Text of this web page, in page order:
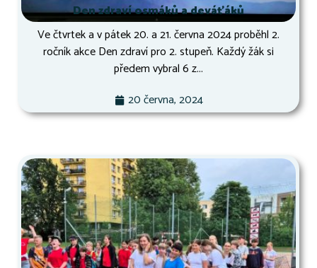
Den zdraví osmáků a deváťáků
Ve čtvrtek a v pátek 20. a 21. června 2024 proběhl 2.
ročník akce Den zdraví pro 2. stupeň. Každý žák si
předem vybral 6 z...
20 června, 2024